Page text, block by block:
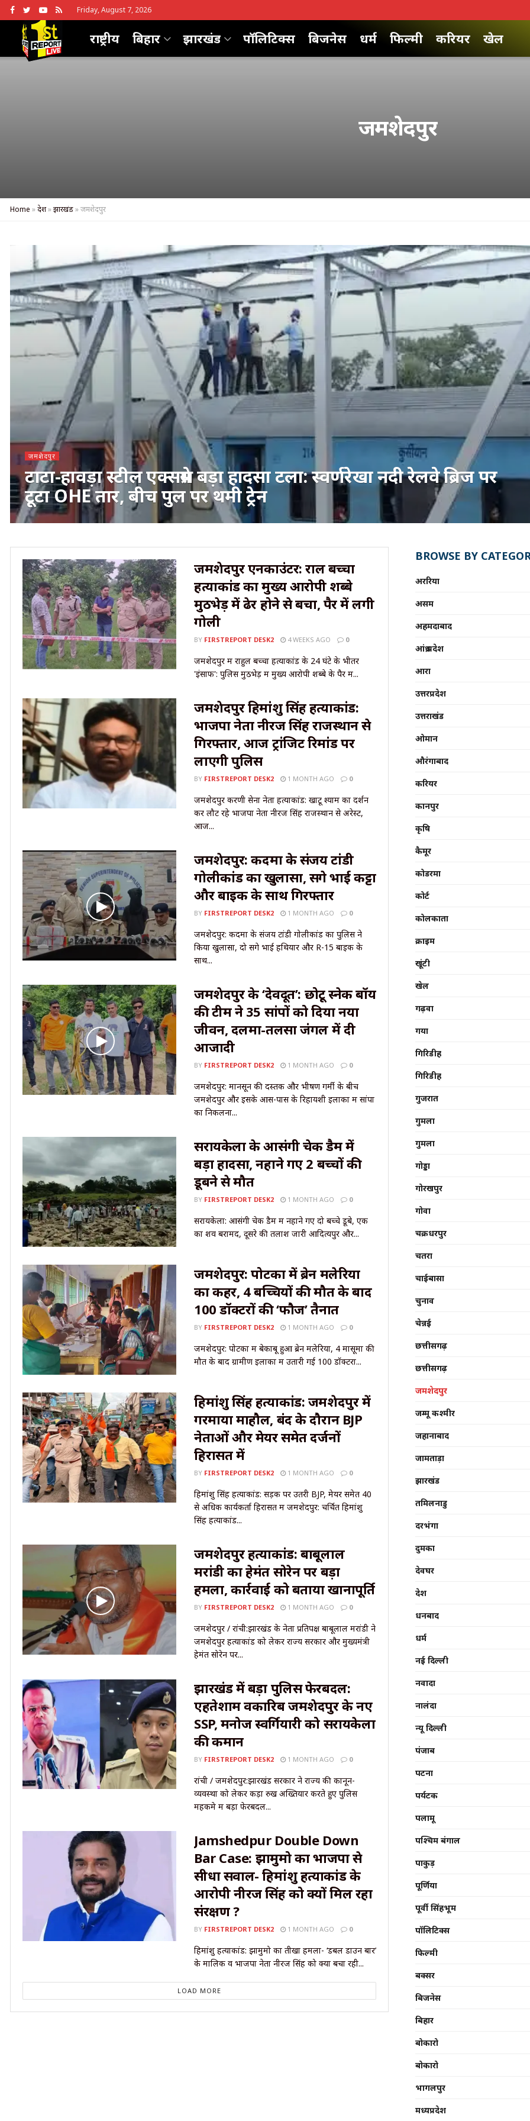
Friday, August 7, 2026
राष्ट्रीय बिहार झारखंड पॉलिटिक्स बिजनेस धर्म फिल्मी करियर खेल
जमशेदपुर
Home »देश»झारखंड»जमशेदपुर
जमशेदपुर
टाटा-हावड़ा स्टील एक्सप्रेस बड़ा हादसा टला: स्वर्णरेखा नदी रेलवे ब्रिज पर
टूटा OHE तार, बीच पुल पर थमी ट्रेन
जमशेदपुर एनकाउंटर: राहुल बच्चा
हत्याकांड का मुख्य आरोपी शब्बे
मुठभेड़ में ढेर होने से बचा, पैर में लगी
गोली
BY FIRSTREPORT DESK2 4 WEEKS AGO 0
जमशेदपुर में राहुल बच्चा हत्याकांड के 24 घंटे के भीतर
'इंसाफ': पुलिस मुठभेड़ में मुख्य आरोपी शब्बे के पैर में...
जमशेदपुर हिमांशु सिंह हत्याकांड:
भाजपा नेता नीरज सिंह राजस्थान से
गिरफ्तार, आज ट्रांजिट रिमांड पर
लाएगी पुलिस
BY FIRSTREPORT DESK2 1 MONTH AGO 0
जमशेदपुर करणी सेना नेता हत्याकांड: खाटू श्याम का दर्शन
कर लौट रहे भाजपा नेता नीरज सिंह राजस्थान से अरेस्ट,
आज...
जमशेदपुर: कदमा के संजय टांडी
गोलीकांड का खुलासा, सगे भाई कट्टा
और बाइक के साथ गिरफ्तार
BY FIRSTREPORT DESK2 1 MONTH AGO 0
जमशेदपुर: कदमा के संजय टांडी गोलीकांड का पुलिस ने
किया खुलासा, दो सगे भाई हथियार और R-15 बाइक के
साथ...
जमशेदपुर के ‘देवदूत’: छोटू स्नेक बॉय
की टीम ने 35 सांपों को दिया नया
जीवन, दलमा-तलसा जंगल में दी
आजादी
BY FIRSTREPORT DESK2 1 MONTH AGO 0
जमशेदपुर: मानसून की दस्तक और भीषण गर्मी के बीच
जमशेदपुर और इसके आस-पास के रिहायशी इलाकों में सांपों
का निकलना...
सरायकेला के आसंगी चेक डैम में
बड़ा हादसा, नहाने गए 2 बच्चों की
डूबने से मौत
BY FIRSTREPORT DESK2 1 MONTH AGO 0
सरायकेला: आसंगी चेक डैम में नहाने गए दो बच्चे डूबे, एक
का शव बरामद, दूसरे की तलाश जारी आदित्यपुर और...
जमशेदपुर: पोटका में ब्रेन मलेरिया
का कहर, 4 बच्चियों की मौत के बाद
100 डॉक्टरों की ‘फौज’ तैनात
BY FIRSTREPORT DESK2 1 MONTH AGO 0
जमशेदपुर: पोटका में बेकाबू हुआ ब्रेन मलेरिया, 4 मासूमों की
मौत के बाद ग्रामीण इलाकों में उतारी गई 100 डॉक्टरों...
हिमांशु सिंह हत्याकांड: जमशेदपुर में
गरमाया माहौल, बंद के दौरान BJP
नेताओं और मेयर समेत दर्जनों
हिरासत में
BY FIRSTREPORT DESK2 1 MONTH AGO 0
हिमांशु सिंह हत्याकांड: सड़क पर उतरी BJP, मेयर समेत 40
से अधिक कार्यकर्ता हिरासत में जमशेदपुर: चर्चित हिमांशु
सिंह हत्याकांड...
जमशेदपुर हत्याकांड: बाबूलाल
मरांडी का हेमंत सोरेन पर बड़ा
हमला, कार्रवाई को बताया खानापूर्ति
BY FIRSTREPORT DESK2 1 MONTH AGO 0
जमशेदपुर / रांची:झारखंड के नेता प्रतिपक्ष बाबूलाल मरांडी ने
जमशेदपुर हत्याकांड को लेकर राज्य सरकार और मुख्यमंत्री
हेमंत सोरेन पर...
झारखंड में बड़ा पुलिस फेरबदल:
एहतेशाम वकारिब जमशेदपुर के नए
SSP, मनोज स्वर्गियारी को सरायकेला
की कमान
BY FIRSTREPORT DESK2 1 MONTH AGO 0
रांची / जमशेदपुर:झारखंड सरकार ने राज्य की कानून-
व्यवस्था को लेकर कड़ा रुख अख्तियार करते हुए पुलिस
महकमे में बड़ा फेरबदल...
Jamshedpur Double Down
Bar Case: झामुमो का भाजपा से
सीधा सवाल- हिमांशु हत्याकांड के
आरोपी नीरज सिंह को क्यों मिल रहा
संरक्षण ?
BY FIRSTREPORT DESK2 1 MONTH AGO 0
हिमांशु हत्याकांड: झामुमो का तीखा हमला- ‘डबल डाउन बार’
के मालिक व भाजपा नेता नीरज सिंह को क्यों बचा रही...
LOAD MORE
BROWSE BY
अररिया
असम
अहमदाबाद
आंध्र प्रदेश
आरा
उत्तरप्रदेश
उत्तराखंड
ओमान
औरंगाबाद
करियर
कानपुर
कृषि
कैमूर
कोडरमा
कोर्ट
कोलकाता
क्राइम
खूंटी
खेल
गढ़वा
गया
गिरिडीह
गिरिडीह
गुजरात
गुमला
गुमला
गोड्डा
गोरखपुर
गोवा
चक्रधरपुर
चतरा
चाईबासा
चुनाव
चेन्नई
छत्तीसगढ़
छत्तीसगढ़
जमशेदपुर
जम्मू कश्मीर
जहानाबाद
जामताड़ा
झारखंड
तमिलनाडु
दरभंगा
दुमका
देवघर
देश
धनबाद
धर्म
नई दिल्ली
नवादा
नालंदा
न्यू दिल्ली
पंजाब
पटना
पर्यटक
पलामू
पश्चिम बंगाल
पाकुड़
पूर्णिया
पूर्वी सिंहभूम
पॉलिटिक्स
फिल्मी
बक्सर
बिजनेस
बिहार
बोकारो
बोकारो
भागलपुर
मध्यप्रदेश